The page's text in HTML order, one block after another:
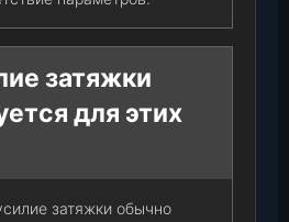
затяжки
для этих
затяжки обычно